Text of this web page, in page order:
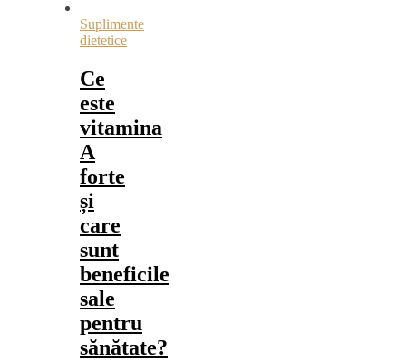
Suplimente
dietetice
Ce
este
vitamina
A
forte
și
care
sunt
beneficile
sale
pentru
sănătate?